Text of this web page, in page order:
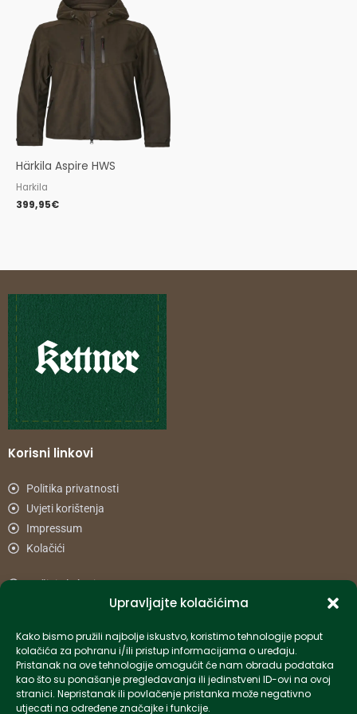
Upravljajte kolačićima
Kako bismo pružili najbolje iskustvo, koristimo tehnologije poput
kolačića za pohranu i/ili pristup informacijama o uređaju.
Pristanak na ove tehnologije omogućit će nam obradu podataka
kao što su ponašanje pregledavanja ili jedinstveni ID-ovi na ovoj
stranici. Nepristanak ili povlačenje pristanka može negativno
utjecati na određene značajke i funkcije.
Härkila Aspire HWS
Harkila
399,95€
Korisni linkovi
Politika privatnosti
Uvjeti korištenja
Impressum
Kolačići
Načini plaćanja
Informacije
info-hr@kettner.com